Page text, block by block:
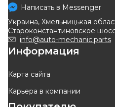
(R) Renault Kangoo 97-
Код: JTC405
1 917 грн
1 726 грн
КУПИТЬ
Отправка
- 10 %
Написать в Messenger
Украина, Хмельницькая
Староконстантиновское
info@auto-mechanic.parts
Информация
Карта сайта
Карьера в компании